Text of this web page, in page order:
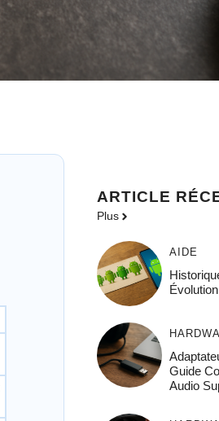
ARTICLE
Plus
AIDE
Guide
Audio